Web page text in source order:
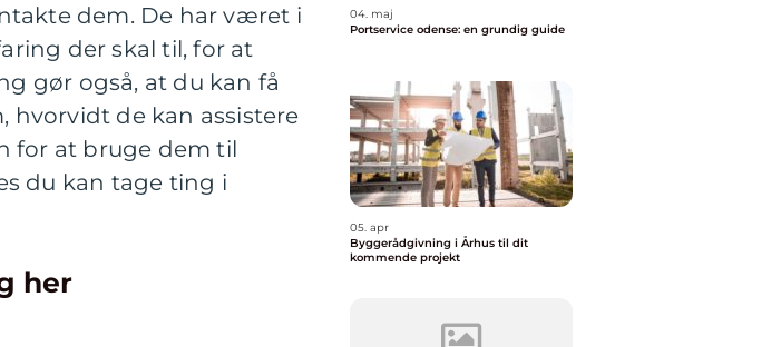
dem. De har været i
der skal til, for at
gør også, at du kan få
de kan assistere
for at bruge dem til
du kan tage ting i
her
04. maj
Portservice odense: en grundig guide
05. apr
Byggerådgivning i Århus til dit
kommende projekt